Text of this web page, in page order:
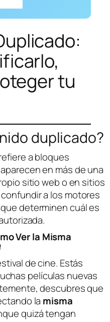
tu
duplicado?
a bloques
en más de una
sitio web o en sitios
a los motores
determinen cuál es
Ver la Misma
de cine. Estás
películas nuevas
descubres que
la misma
quizá tengan